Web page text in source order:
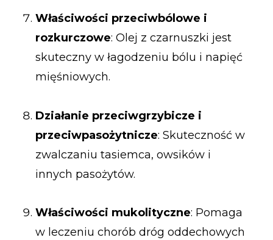
Właściwości przeciwbólowe i
rozkurczowe: Olej z czarnuszki jest
skuteczny w łagodzeniu bólu i napięć
mięśniowych.
Działanie przeciwgrzybicze i
przeciwpasożytnicze: Skuteczność w
zwalczaniu tasiemca, owsików i
innych pasożytów.
Właściwości mukolityczne: Pomaga
w leczeniu chorób dróg oddechowych